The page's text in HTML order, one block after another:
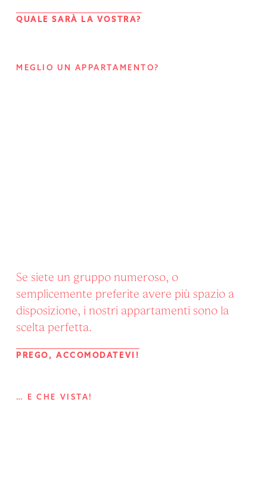
QUALE SARÀ LA VOSTRA?
MEGLIO UN APPARTAMENTO?
Se siete un gruppo numeroso, o
semplicemente preferite avere più spazio a
disposizione, i nostri appartamenti sono la
scelta perfetta.
PREGO, ACCOMODATEVI!
… E CHE VISTA!